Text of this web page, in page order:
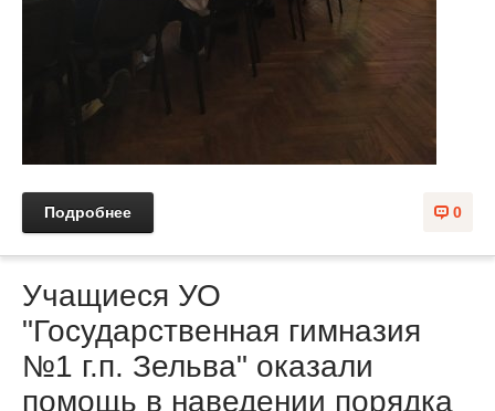
0
Подробнее
Учащиеся УО
"Государственная гимназия
№1 г.п. Зельва" оказали
помощь в наведении порядка